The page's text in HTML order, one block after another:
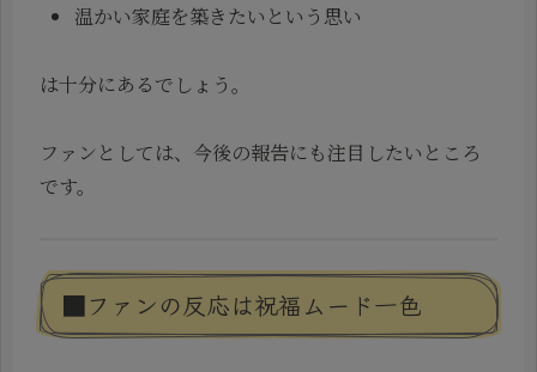
温かい家庭を築きたいという思い
は十分にあるでしょう。
ファンとしては、今後の報告にも注目したいところ
です。
■ファンの反応は祝福ムード一色